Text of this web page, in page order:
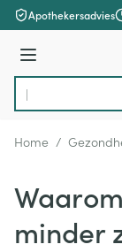
Ga naar de inhoud
Apothekersadvies
Menu
Product, merk,
Home /
minder